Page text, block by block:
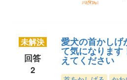
未解決
回答
2
愛犬の首かしげ
て気になります
えてください